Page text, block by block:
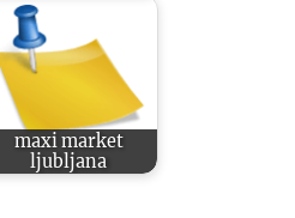
maxi market
ljubljana